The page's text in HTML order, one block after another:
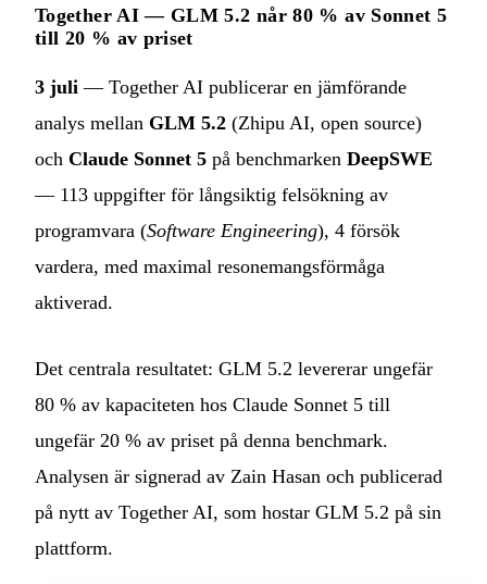
Together AI — GLM 5.2 når 80 % av Sonnet 5
till 20 % av priset
3 juli — Together AI publicerar en jämförande
analys mellan GLM 5.2 (Zhipu AI, open source)
och Claude Sonnet 5 på benchmarken DeepSWE
— 113 uppgifter för långsiktig felsökning av
programvara (Software Engineering), 4 försök
vardera, med maximal resonemangsförmåga
aktiverad.
Det centrala resultatet: GLM 5.2 levererar ungefär
80 % av kapaciteten hos Claude Sonnet 5 till
ungefär 20 % av priset på denna benchmark.
Analysen är signerad av Zain Hasan och publicerad
på nytt av Together AI, som hostar GLM 5.2 på sin
plattform.